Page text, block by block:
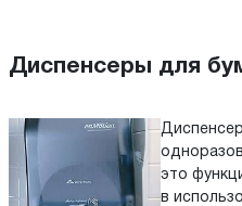
Диспенсеры для
это
в